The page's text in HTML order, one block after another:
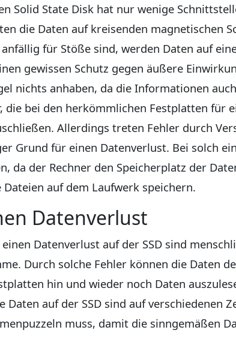
Solid State Disk hat nur wenige
die Daten auf kreisenden magnetischen
für Stöße sind, werden Daten auf
gewissen Schutz gegen äußere
nichts anhaben, da die Informationen
die bei den herkömmlichen Festplatten für
Allerdings treten Fehler durch
Grund für einen Datenverlust. Bei solch
da der Rechner den Speicherplatz der
auf dem Laufwerk speichern.
Datenverlust
Datenverlust auf der SSD sind
Durch solche Fehler können die Daten
hin und wieder noch Daten
Daten auf der SSD sind auf verschiedenen
muss, damit die sinngemäßen